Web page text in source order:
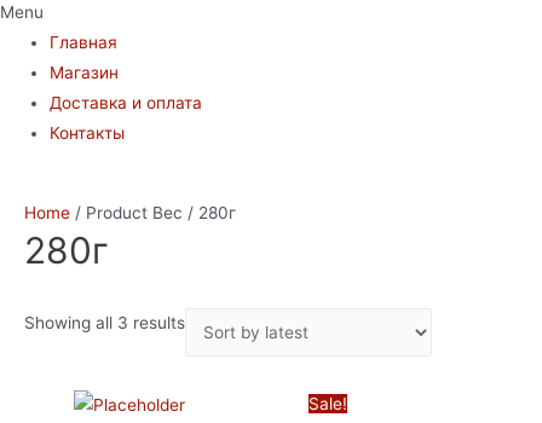
Menu
Главная
Магазин
Доставка и оплата
Контакты
Home / Product Вес / 280г
280г
Showing all 3 results
Sale!